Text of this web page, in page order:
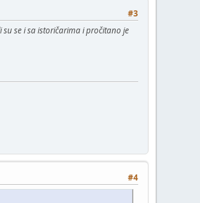
#3
se i sa istoričarima i pročitano je
#4